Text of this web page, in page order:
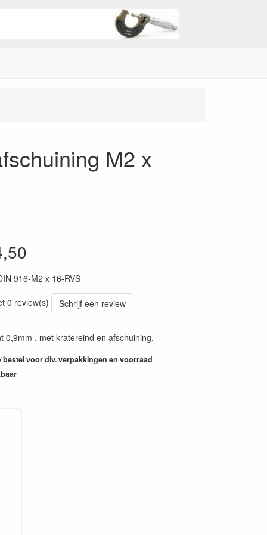
M2 x
916-M2 x 16-RVS
0 review(s)
Schrijf een review
0,9mm , met kratereind en afschuining.
bestel voor div. verpakkingen en voorraad